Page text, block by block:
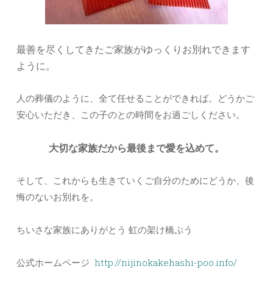
最善を尽くしてきたご家族がゆっくりお別れできます
ように。
人の葬儀のように、全て任せることができれば。どうかご
安心いただき、この子のとの時間をお過ごしください。
大切な家族だから最後まで愛を込めて。
そして、これからも生きていくご自分のためにどうか、後
悔のないお別れを。
ちいさな家族にありがとう 虹の架け橋ぷう
公式ホームページ http://nijinokakehashi-poo.info/